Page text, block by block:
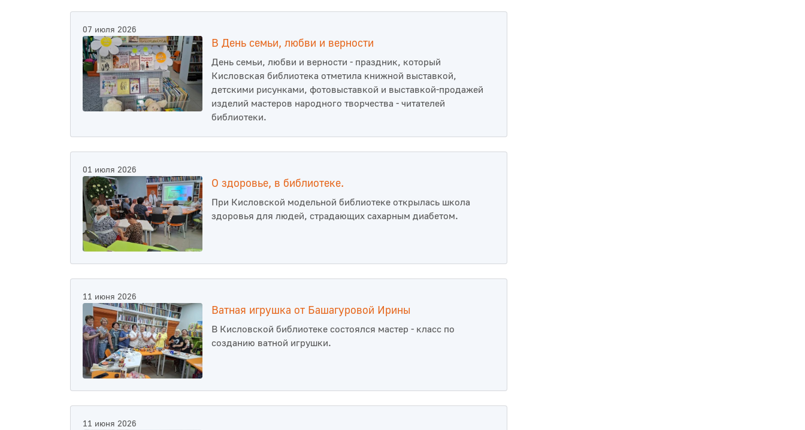
07 июля 2026
В День семьи, любви и верности
День семьи, любви и верности - праздник, который
Кисловская библиотека отметила книжной выставкой,
детскими рисунками, фотовыставкой и выставкой-продажей
изделий мастеров народного творчества - читателей
библиотеки.
01 июля 2026
О здоровье, в библиотеке.
При Кисловской модельной библиотеке открылась школа
здоровья для людей, страдающих сахарным диабетом.
11 июня 2026
Ватная игрушка от Башагуровой Ирины
В Кисловской библиотеке состоялся мастер - класс по
созданию ватной игрушки.
11 июня 2026